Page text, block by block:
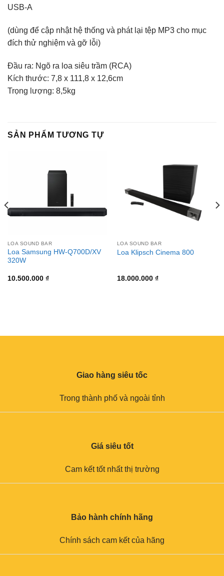
USB-A
(dùng để cập nhật hệ thống và phát lại tệp MP3 cho mục
đích thử nghiệm và gỡ lỗi)
Đầu ra: Ngõ ra loa siêu trầm (RCA)
Kích thước: 7,8 x 111,8 x 12,6cm
Trọng lượng: 8,5kg
SẢN PHẨM TƯƠNG TỰ
LOA SOUND BAR
Loa Samsung HW-Q700D/XV
320W
10.500.000 ₫
LOA SOUND BAR
Loa Klipsch Cinema 800
18.000.000 ₫
Giao hàng siêu tốc
Trong thành phố và ngoài tỉnh
Giá siêu tốt
Cam kết tốt nhất thị trường
Bảo hành chính hãng
Chính sách cam kết của hãng